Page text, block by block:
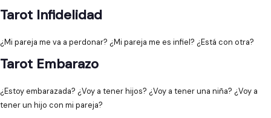
Tarot Infidelidad
¿Mi pareja me va a perdonar? ¿Mi pareja me es infiel? ¿Está con otra?
Tarot Embarazo
¿Estoy embarazada? ¿Voy a tener hijos? ¿Voy a tener una niña? ¿Voy a
tener un hijo con mi pareja?